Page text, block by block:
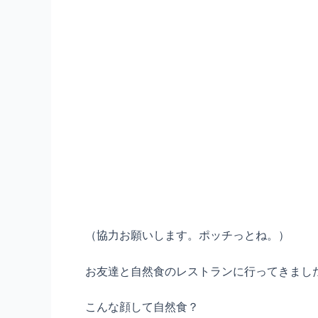
（協力お願いします。ポッチっとね。）
お友達と自然食のレストランに行ってきまし
こんな顔して自然食？